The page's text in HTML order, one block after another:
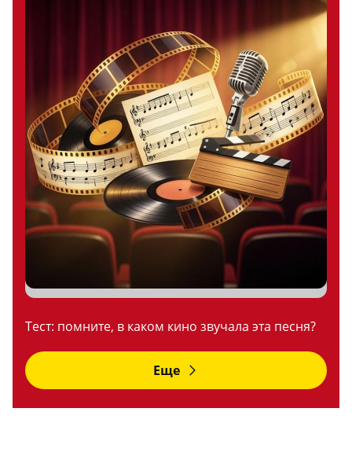
Тест: помните, в каком кино звучала эта песня?
Еще